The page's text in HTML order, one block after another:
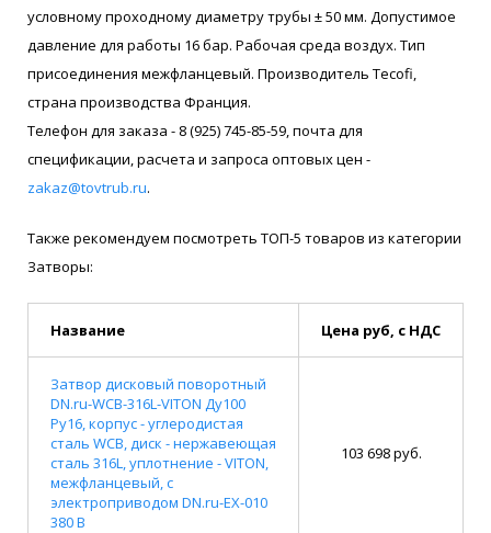
условному проходному диаметру трубы ± 50 мм. Допустимое
давление для работы 16 бар. Рабочая среда воздух. Тип
присоединения межфланцевый. Производитель Tecofi,
страна производства Франция.
Телефон для заказа - 8 (925) 745-85-59, почта для
спецификации, расчета и запроса оптовых цен -
zakaz@tovtrub.ru.
Также рекомендуем посмотреть ТОП-5 товаров из категории
Затворы:
Название Цена руб, с НДС
Затвор дисковый поворотный
DN.ru-WCB-316L-VITON Ду100
Ру16, корпус - углеродистая
сталь WCB, диск - нержавеющая
сталь 316L, уплотнение - VITON,
межфланцевый, с
электроприводом DN.ru-EX-010
380 В
103 698 руб.